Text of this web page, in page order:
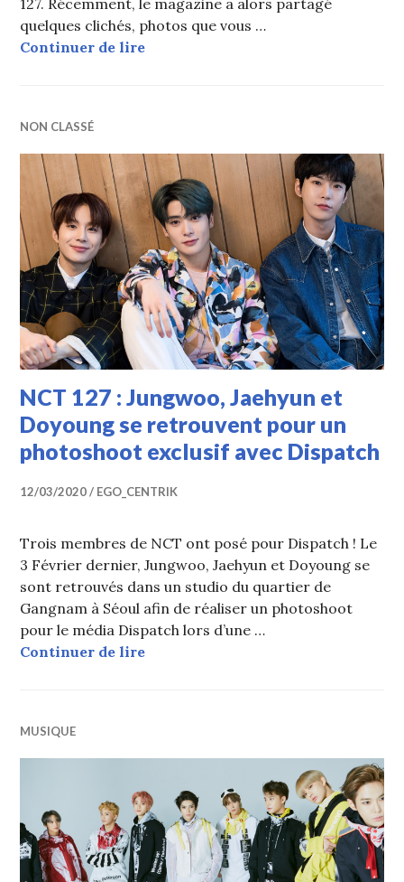
127. Récemment, le magazine a alors partagé
quelques clichés, photos que vous …
Continuer de lireNCT 127 : Haechan, Mark et
NON CLASSÉ
NCT 127 : Jungwoo, Jaehyun et
Doyoung se retrouvent pour un
photoshoot exclusif avec Dispatch
12/03/2020 EGO_CENTRIK
Trois membres de NCT ont posé pour Dispatch ! Le
3 Février dernier, Jungwoo, Jaehyun et Doyoung se
sont retrouvés dans un studio du quartier de
Gangnam à Séoul afin de réaliser un photoshoot
pour le média Dispatch lors d’une …
Continuer de lireNCT 127 : Jungwoo, Jaehyun et
MUSIQUE